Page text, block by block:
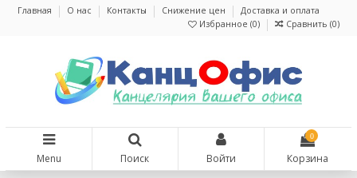
Главная О нас Контакты Снижение цен
Доставка и оплата
Избранное (0) Сравнить (0)
Menu Поиск Войти
0
Корзина